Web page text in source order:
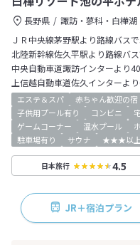
長野県 諏訪・蓼科・白樺湖
ＪＲ中央線茅野駅より路線バス
北陸新幹線佐久平駅より路線バ
中央自動車道諏訪インターより
上信越自動車道佐久インターよ
エステ＆スパ 赤ちゃん歓迎の宿
子供用プール有り
コンビニ
ゲームコーナー
温水プール
駐車場有り
サウナ ★★★以上
日本旅行 4.5
JR＋宿泊プラン